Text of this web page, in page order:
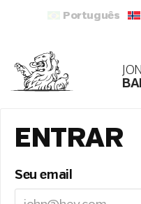
Português
ENTRAR
Seu email